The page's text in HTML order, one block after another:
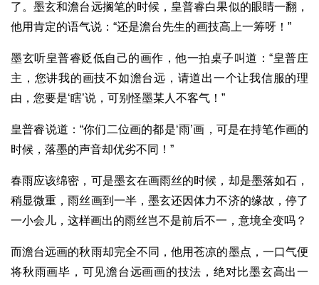
了。墨玄和澹台远搁笔的时候，皇普睿白果似的眼睛一翻，
他用肯定的语气说：“还是澹台先生的画技高上一筹呀！”
墨玄听皇普睿贬低自己的画作，他一拍桌子叫道：“皇普庄
主，您讲我的画技不如澹台远，请道出一个让我信服的理
由，您要是‘瞎’说，可别怪墨某人不客气！”
皇普睿说道：“你们二位画的都是‘雨’画，可是在持笔作画的
时候，落墨的声音却优劣不同！”
春雨应该绵密，可是墨玄在画雨丝的时候，却是墨落如石，
稍显微重，雨丝画到一半，墨玄还因体力不济的缘故，停了
一小会儿，这样画出的雨丝岂不是前后不一，意境全变吗？
而澹台远画的秋雨却完全不同，他用苍凉的墨点，一口气便
将秋雨画毕，可见澹台远画画的技法，绝对比墨玄高出一